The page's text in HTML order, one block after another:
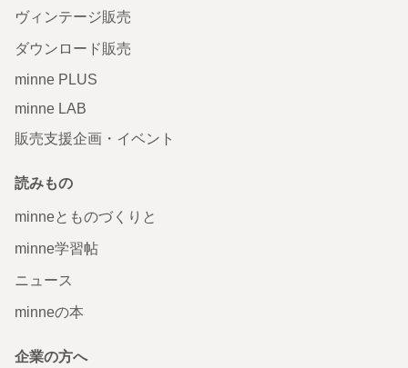
ヴィンテージ販売
ダウンロード販売
minne PLUS
minne LAB
販売支援企画・イベント
読みもの
minneとものづくりと
minne学習帖
ニュース
minneの本
企業の方へ